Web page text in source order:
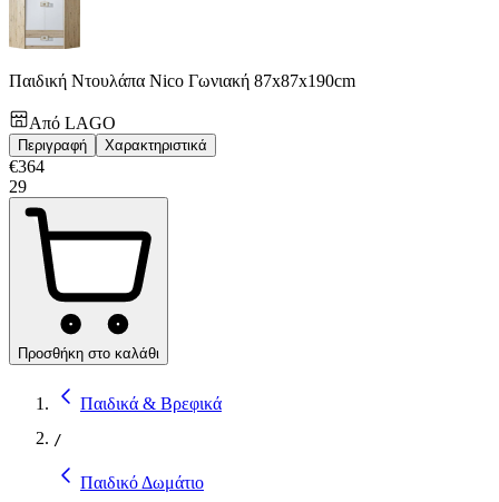
Παιδική Ντουλάπα Nico Γωνιακή 87x87x190cm
Από LAGO
Περιγραφή Χαρακτηριστικά
€364
29
Προσθήκη στο καλάθι
Παιδικά & Βρεφικά
/
Παιδικό Δωμάτιο